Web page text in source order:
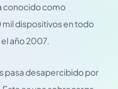
conocido como
dispositivos en todo
año 2007.
pasa desapercibido por